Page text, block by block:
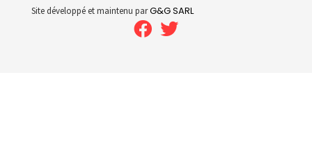
Site développé et maintenu parG&G SARL